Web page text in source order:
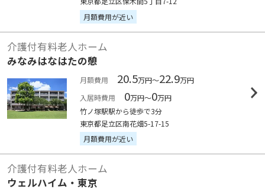
月額費用が近い
介護付有料老人ホーム
みなみはなはたの憩
月額費用 20.5万円～22.9万円
入居時費用
0万円～0万円
竹ノ塚駅駅から徒歩で3分
東京都足立区南花畑5-17-15
月額費用が近い
介護付有料老人ホーム
ウェルハイム・東京